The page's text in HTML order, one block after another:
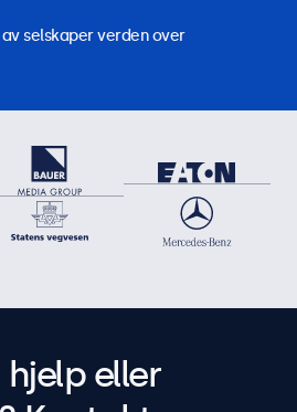
selskaper verden over
eller